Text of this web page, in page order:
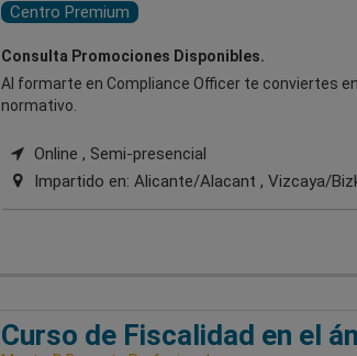
Centro Premium
Consulta Promociones Disponibles.
Al formarte en Compliance Officer te conviertes
normativo.
Online , Semi-presencial
Impartido en: Alicante/Alacant , Vizcaya/
Curso de Fiscalidad en el